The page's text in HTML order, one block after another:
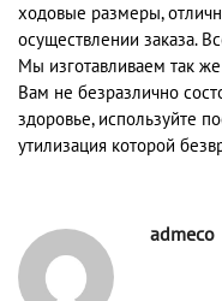
ходовые размеры,
осуществлении заказа.
Мы изготавливаем так же
Вам не безразлично
здоровье, используйте
утилизация которой
admeco